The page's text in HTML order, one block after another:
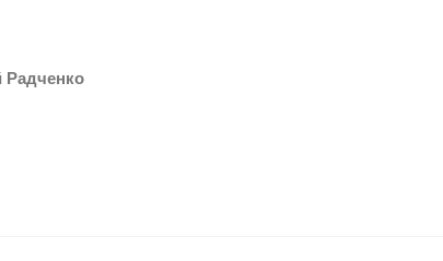
Радченко